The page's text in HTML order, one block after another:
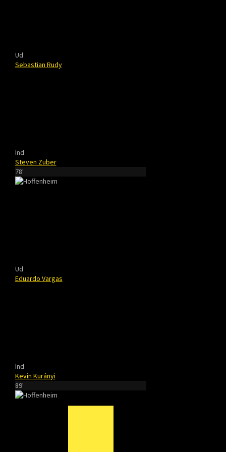
Ud
Sebastian Rudy
Ind
Steven Zuber
78'
Ud
Eduardo Vargas
Ind
Kevin Kurányi
89'